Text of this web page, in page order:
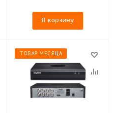
В корзину
ТОВАР МЕСЯЦА